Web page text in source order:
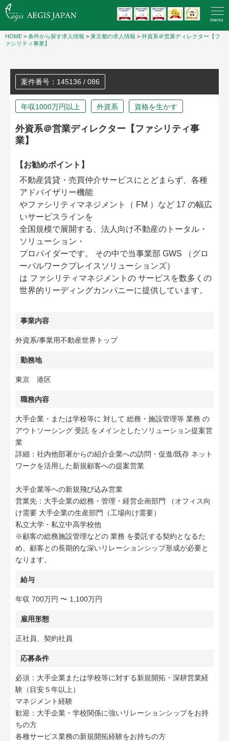
menu
HOME > 条件から探す求人情報 > 東京都の求人情報 > 外資系＠営業ディレクター【フ
ァシリティ事業】
案件番号：145136 / 086
年収1000万円以上 外資系 資格を生かす
外資系＠営業ディレクター【ファシリティ事
業】
【お勧めポイント】
不動産賃貸・売買仲介サービスにとどまらず、各種
アドバイザリー機能
やファシリティマネジメント（ FM ）など 17 の幅広
いサービスラインを
全国規模で展開する、法人向け不動産のトータル・
ソリューション・
プロバイダーです。 その中で当事業部 GWS （グロ
ーバルワークプレイスソリューションズ）
は ファシリティマネジメントの サービスを数多くの
世界的リーディングカンパニーに提供しています。
事業内容
外資系/事業用不動産世界トップ
勤務地
東京 港区
職務内容
大手企業・または学校等に 対して 総務・施設管理等 業務 の
アウトソーシング 受託 をメインとしたソリューション提案営
業
詳細：社内他部署からの紹介企業への訪問・促進/既存 ネット
ワークを活用した新規顧客への提案営業
大手企業等への新規飛び込み営業
営業先：大手企業の総務・管理・経営企画部門 （オフィス向
け需要 大手企業の生産部門（工場向け需要）
私立大学・私立中高学校他
※顧客の総務施設管理などの 業務 を委託する契約となるた
め、顧客との長期的な深いリレーションシップ形成が必要と
なります。
給与
年収 700万円 〜 1,100万円
雇用形態
正社員、契約社員
応募条件
必須：大手企業または学校等に対する新規開拓・深耕営業経
験（目安５年以上）
マネジメント経験
歓迎：大手企業・学校関係に強いリレーションシップをお持
ちの方
各種サービス業務の新規開拓経験をお持ちの方